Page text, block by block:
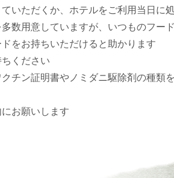
いただくか、ホテルをご利用当日に処
数用意していますが、いつものフー
をお持ちいただけると助かります
ください
チン証明書やノミダニ駆除剤の種類
お願いします